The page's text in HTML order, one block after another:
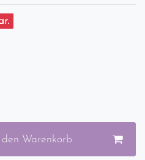
den Warenkorb